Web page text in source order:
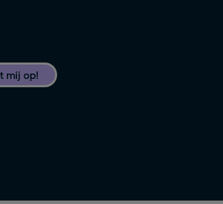
mij op!